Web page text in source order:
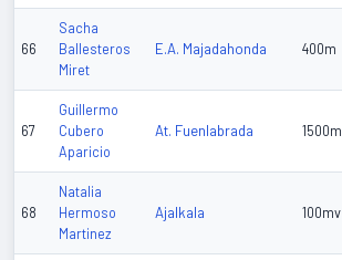
66
Sacha
Ballesteros
Miret
E.A. Majadahonda 400m
67
Guillermo
Cubero
Aparicio
At. Fuenlabrada 1500m
68
Natalia
Hermoso
Martinez
Ajalkala 100mv